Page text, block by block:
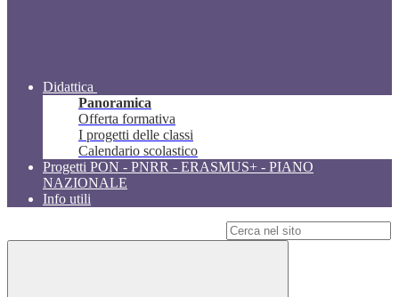
Didattica
Panoramica
Offerta formativa
I progetti delle classi
Calendario scolastico
Progetti PON - PNRR - ERASMUS+ - PIANO
NAZIONALE
Info utili